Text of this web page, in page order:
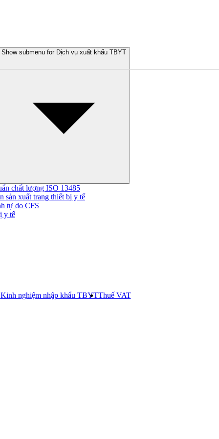
Show submenu for Dịch vụ xuất khẩu TBYT
chất lượng ISO 13485
sản xuất trang thiết bị y tế
tự do CFS
y tế
Kinh nghiệm nhập khẩu TBYTThuế VAT